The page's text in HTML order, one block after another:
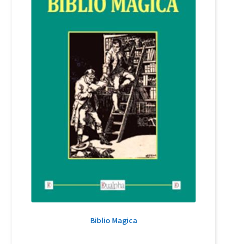
Login Customizer
Politique de confidentialité et cookies
Qui sommes-nous ?
Soutien à Philippe Randa
Suivi de la Commande
Biblio Magica